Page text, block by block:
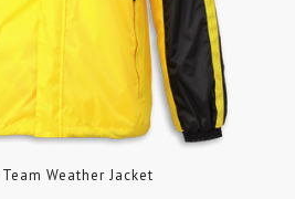
Weather Jacket